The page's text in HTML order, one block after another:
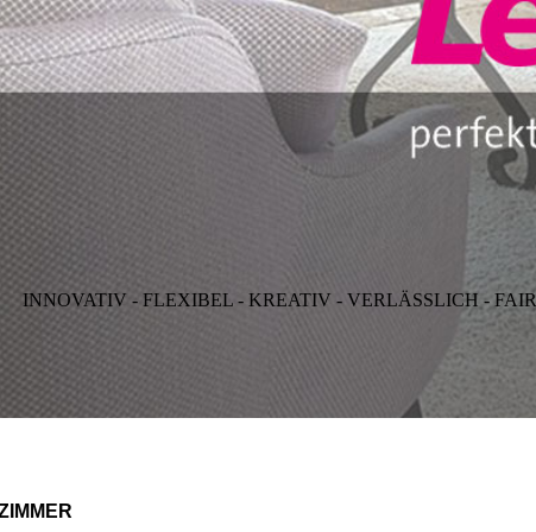
INNOVATIV - FLEXIBEL - KREATIV - VERLÄSSLICH - FAIR